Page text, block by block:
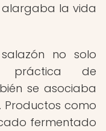
la vida
no solo
práctica de
se asociaba
Productos como
fermentado